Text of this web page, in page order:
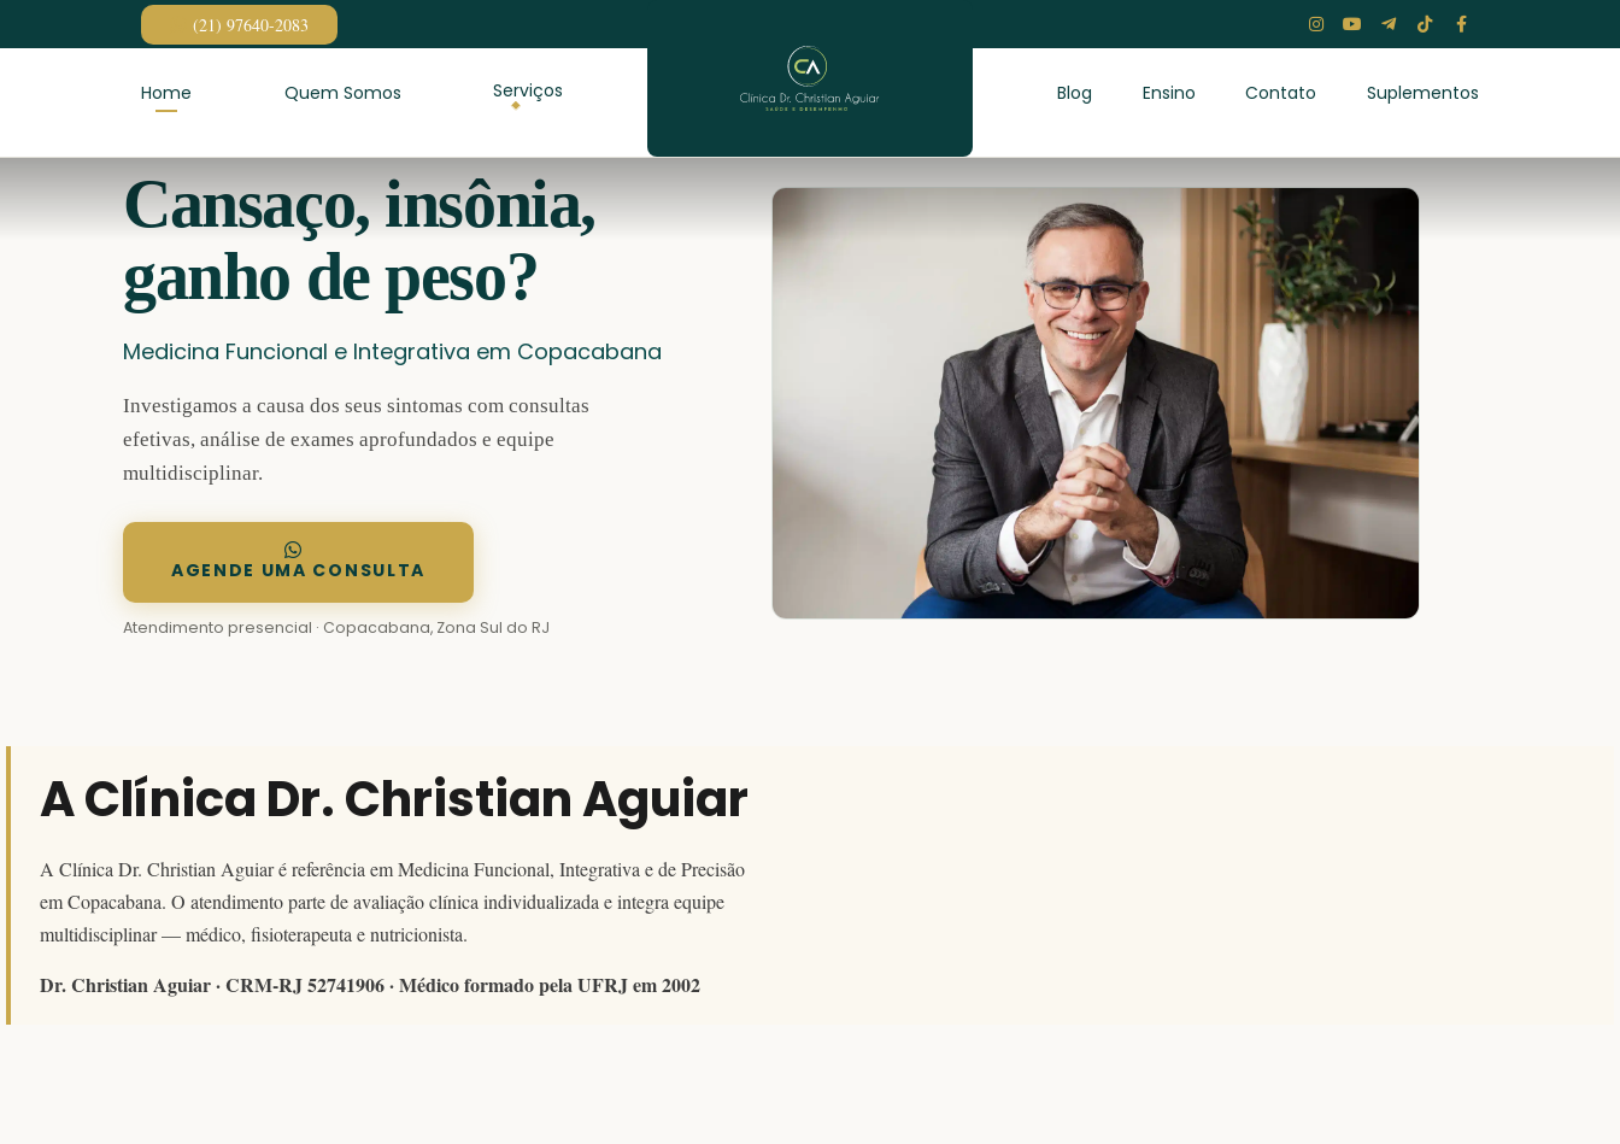
Pular para o conteúdo (21) 97640-2083
Home Quem Somos Serviços Blog Ensino Contato Suplementos
Cansaço, insônia,
ganho de peso?
Medicina Funcional e Integrativa em Copacabana
Investigamos a causa dos seus sintomas com consultas
efetivas, análise de exames aprofundados e equipe
multidisciplinar.
AGENDE UMA CONSULTA
Atendimento presencial · Copacabana, Zona Sul do RJ
A Clínica Dr. Christian Aguiar
A Clínica Dr. Christian Aguiar é referência em Medicina Funcional, Integrativa e de Precisão
em Copacabana. O atendimento parte de avaliação clínica individualizada e integra equipe
multidisciplinar — médico, fisioterapeuta e nutricionista.
Dr. Christian Aguiar · CRM-RJ 52741906 · Médico formado pela UFRJ em 2002